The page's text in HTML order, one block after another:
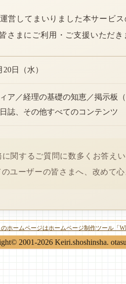
営してまいりました本サービ
さまにご利用・ご支援いただ
20日（水）
ア／経理の基礎の知恵／掲示板
誌、その他すべてのコンテンツ
関するご質問に数多くお答え
ユーザーの皆さまへ、改めて
ホームページはホームページ制作ツール「
2001-2026 Keiri.shoshinsha.